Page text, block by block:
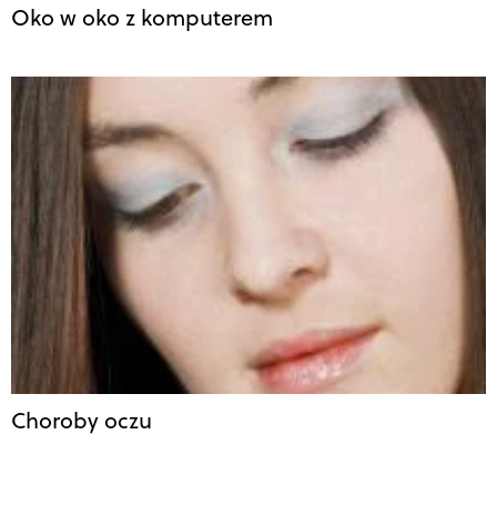
Oko w oko z komputerem
Choroby oczu